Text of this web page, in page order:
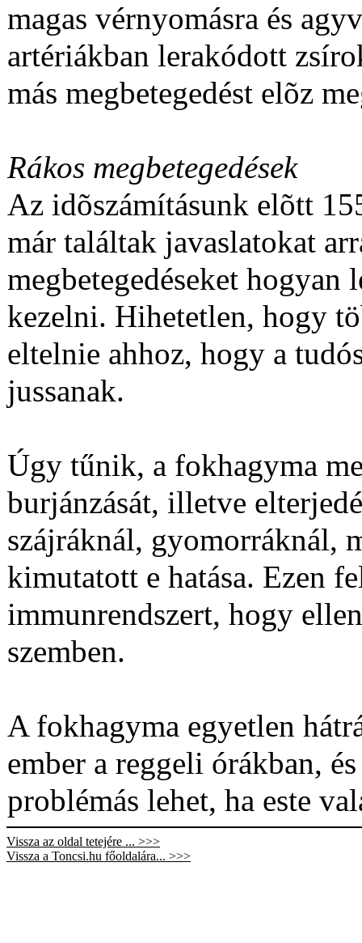
magas vérnyomásra és
artériákban lerakódott
más megbetegedést elõz
Rákos megbetegedések
Az idõszámításunk elõtt
már találtak javaslatokat
megbetegedéseket
kezelni. Hihetetlen, hogy
eltelnie ahhoz, hogy a
jussanak.
Úgy tűnik, a fokhagyma
burjánzását, illetve
szájráknál, gyomorráknál,
kimutatott e hatása. Ezen
immunrendszert, hogy
szemben.
A fokhagyma egyetlen
ember a reggeli órákban,
problémás lehet, ha este
Vissza az oldal tetejére ... >>>
Vissza a Toncsi.hu főoldalára... >>>